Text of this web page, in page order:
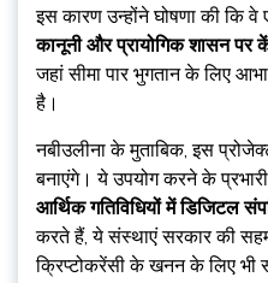
इस कारण उन्होंने घोषणा की कि
कानूनी और प्रायोगिक शासन पर
जहां सीमा पार भुगतान के लिए
है।
नबीउलीना के मुताबिक, इस
बनाएंगे। ये उपयोग करने के
आर्थिक गतिविधियों में डिजिटल
करते हैं, ये संस्थाएं सरकार की
क्रिप्टोकरेंसी के खनन के लिए भी